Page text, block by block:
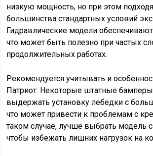
низкую мощность, но при этом
большинства стандартных условий
Гидравлические модели
что может быть полезно при частых
продолжительных работах.
Рекомендуется учитывать и
Патриот. Некоторые штатные
выдержать установку лебедки с
что может привести к проблемам с
таком случае, лучше выбрать модель
чтобы избежать лишних нагрузок на